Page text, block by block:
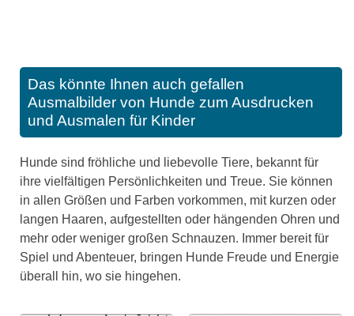
Das könnte Ihnen auch gefallen
Ausmalbilder von Hunde zum Ausdrucken
und Ausmalen für Kinder
Hunde sind fröhliche und liebevolle Tiere, bekannt für
ihre vielfältigen Persönlichkeiten und Treue. Sie können
in allen Größen und Farben vorkommen, mit kurzen oder
langen Haaren, aufgestellten oder hängenden Ohren und
mehr oder weniger großen Schnauzen. Immer bereit für
Spiel und Abenteuer, bringen Hunde Freude und Energie
überall hin, wo sie hingehen.